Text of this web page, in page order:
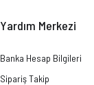
Yardım Merkezi
Banka Hesap Bilgileri
Sipariş Takip